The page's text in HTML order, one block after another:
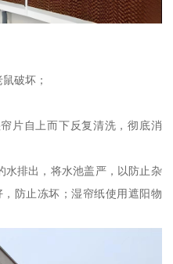
破坏；
片自上而下反复清洗，彻底消
水排出，将水池盖严，以防止杂
防止冻坏；湿帘纸使用遮阳物